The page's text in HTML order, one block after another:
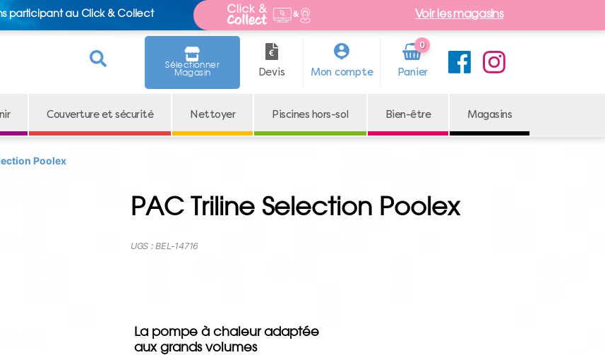
participant au Click & Collect Voir les magasins
Sélectionner
Magasin Devis Mon compte
0
Arti
cle
Couverture et sécurité Nettoyer Piscines hors-sol Bien-être Magasins
Poolex
PAC Triline Selection Poolex
La pompe à chaleur adaptée
aux grands volumes
UGS :BEL-14716